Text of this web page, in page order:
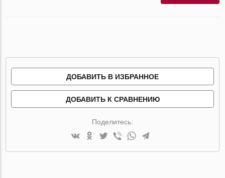
ДОБАВИТЬ В ИЗБРАННОЕ
ДОБАВИТЬ К СРАВНЕНИЮ
Поделитесь: